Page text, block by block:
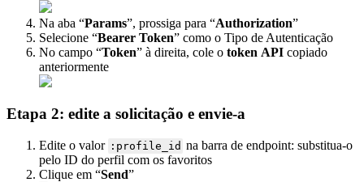
Na aba “Params”, prossiga para “Authorization”
Selecione “Bearer Token” como o Tipo de Autenticação
No campo “Token” à direita, cole o token API copiado
anteriormente
Etapa 2: edite a solicitação e envie-a
Edite o valor :profile_id na barra de endpoint: substitua-o
pelo ID do perfil com os favoritos
Clique em “Send”